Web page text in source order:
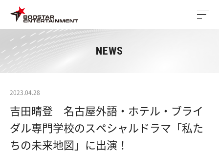
NEWS
2023.04.28
吉田晴登 名古屋外語・ホテル・ブライ
ダル専門学校のスペシャルドラマ「私た
ちの未来地図」に出演！